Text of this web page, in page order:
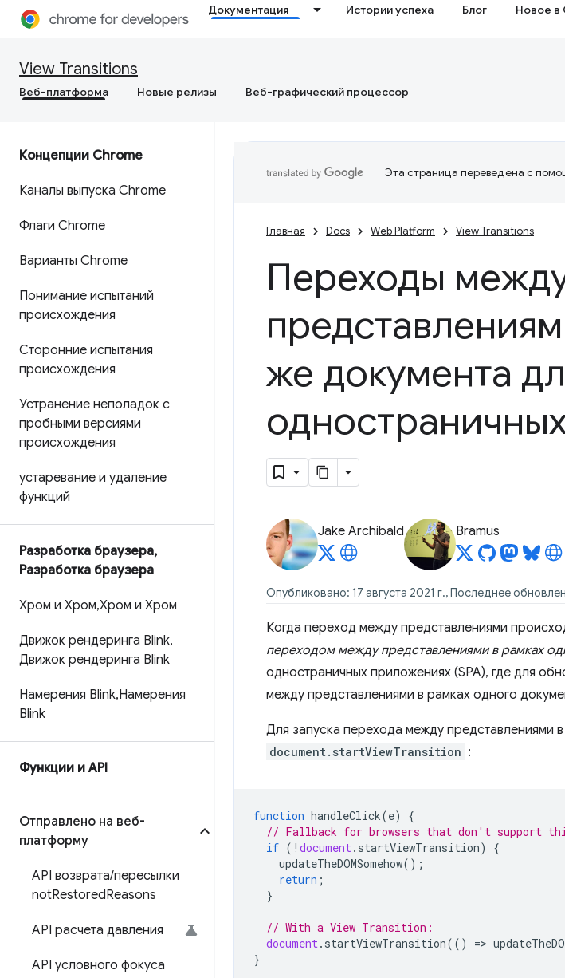
Документация Истории успеха Блог Новое в
View Transitions
Веб-платформа Новые релизы Веб-графический процессор
Концепции Chrome
Каналы выпуска Chrome
Флаги Chrome
Варианты Chrome
Понимание испытаний
происхождения
Сторонние испытания
происхождения
Устранение неполадок с
пробными версиями
происхождения
устаревание и удаление
функций
Разработка браузера,
Разработка браузера
Хром и Хром,Хром и Хром
Движок рендеринга Blink,
Движок рендеринга Blink
Намерения Blink,Намерения
Blink
Функции и API
Отправлено на веб-
платформу
API возврата/пересылки
notRestoredReasons
API расчета давления
API условного фокуса
Эта страница переведена с
Главная Docs Web Platform View Transitions
Переходы
же документа
Jake Archibald Bramus
Опубликовано: 17 августа 2021 г., Последнее
Когда переход между представлениями
переходом между представлениями в рамках
одностраничных приложениях (SPA), где для
между представлениями в рамках одного
Для запуска перехода между представлениями
document.startViewTransition :
function handleClick(e)
{
// Fallback for browsers that don't support
if ( ! document. startViewTransition)
{
updateTheDOMSomehow();
return ;
}
// With a View Transition:
document. startViewTransition(() =>
}